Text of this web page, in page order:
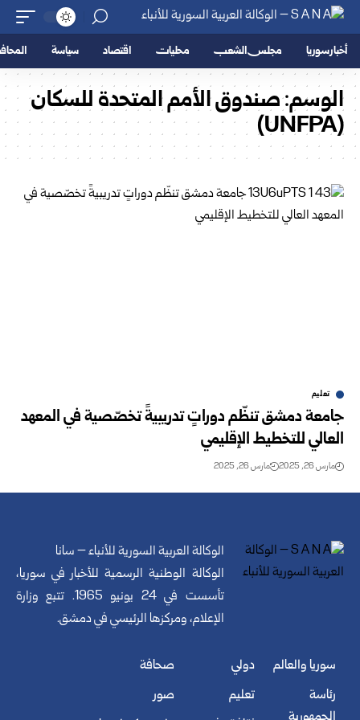
أخبار سوريا مجلس الشعب محليات اقتصاد سياسة
الوسم:صندوق الأمم المتحدة للسكان
(UNFPA)
تعليم
جامعة دمشق تنظّم دوراتٍ تدريبيةً تخصّصية في المعهد
العالي للتخطيط الإقليمي
مارس 26, 2025 مارس 26, 2025
الوكالة العربية السورية للأنباء – سانا
الوكالة الوطنية الرسمية للأخبار في سوريا،
تأسست في 24 يونيو 1965. تتبع وزارة
الإعلام، ومركزها الرئيسي في دمشق.
سوريا والعالم
رئاسة
دولي
تعليم
صحافة
صور